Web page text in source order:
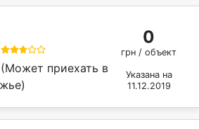
(Может приехать в
0
грн / объект
Указана на
11.12.2019